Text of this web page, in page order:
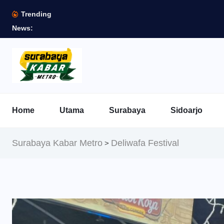
Trending
News:
Home Utama Surabaya Sidoarjo
Surabaya Kabar Metro > Deliwafa Festival